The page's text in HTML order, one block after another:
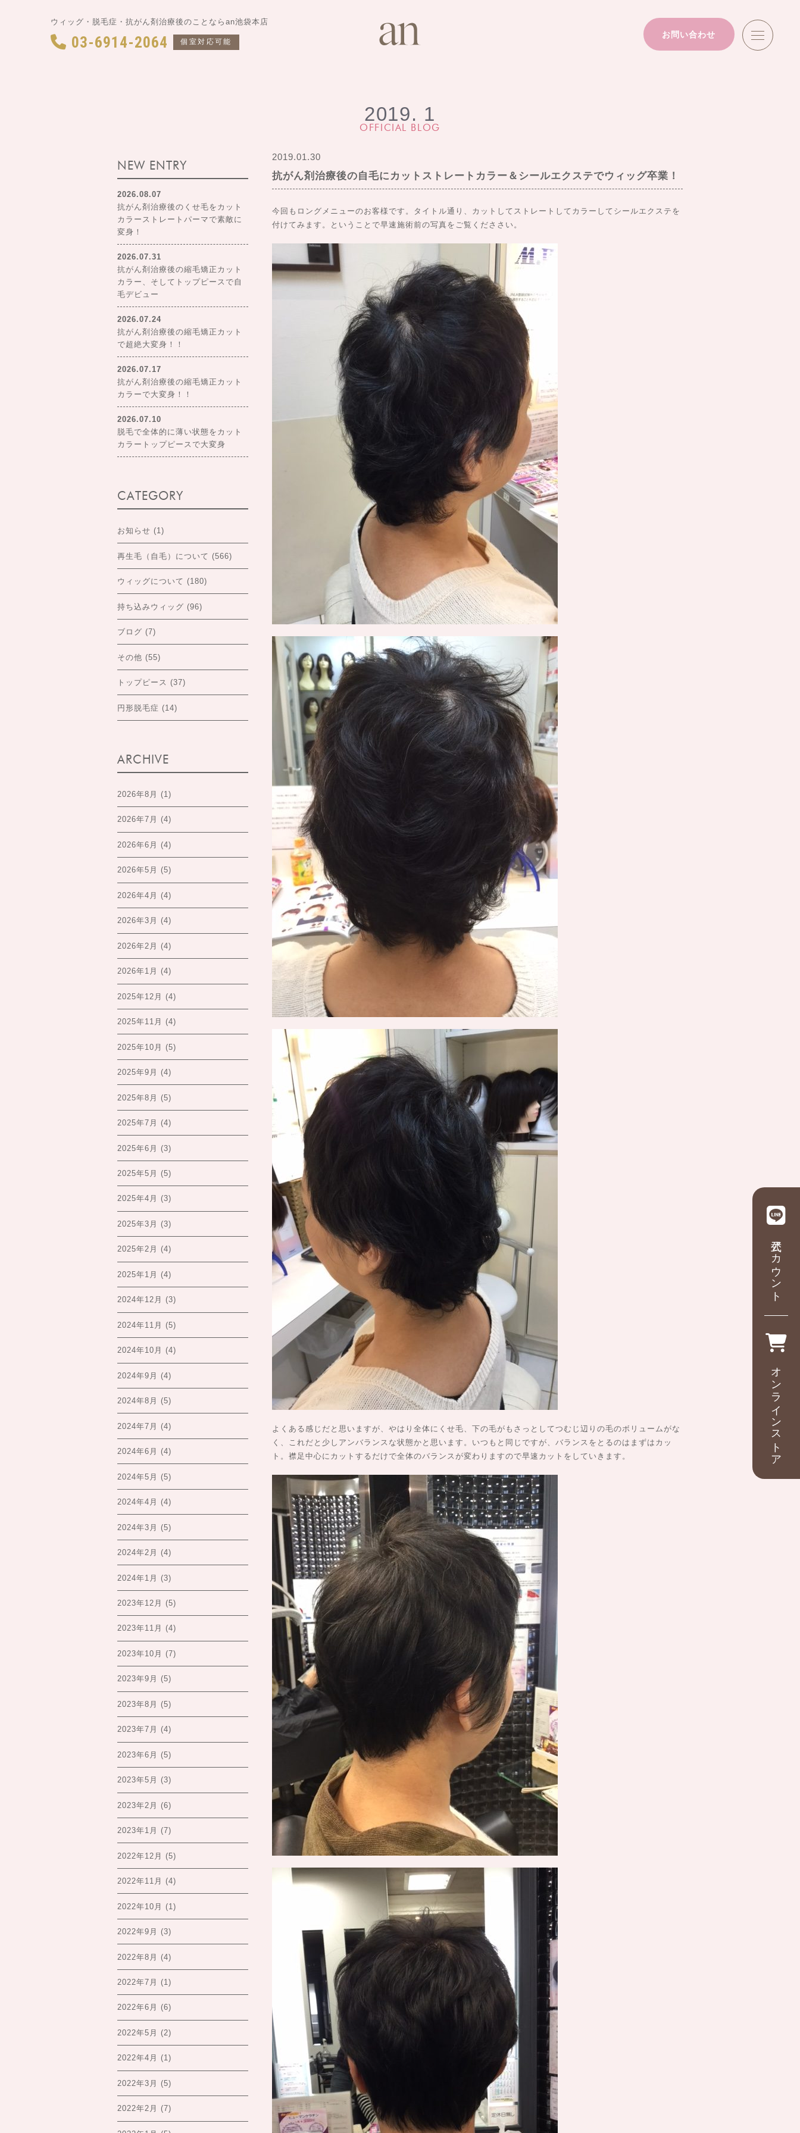
ウィッグ・脱毛症・抗がん剤治療後のことならan池袋本店
03-6914-2064 個室対応可能
お問い合わせ
公式アカウント
オンラインストア
OFFICIAL BLOG
2019. 1
2019.01.30
抗がん剤治療後の自毛にカットストレートカラー＆シールエクステでウィッグ卒業！
今回もロングメニューのお客様です。タイトル通り、カットしてストレートしてカラーしてシールエクステを
付けてみます。ということで早速施術前の写真をご覧くだささい。
よくある感じだと思いますが、やはり全体にくせ毛、下の毛がもさっとしてつむじ辺りの毛のボリュームがな
く、これだと少しアンバランスな状態かと思います。いつもと同じですが、バランスをとるのはまずはカッ
ト。襟足中心にカットするだけで全体のバランスが変わりますので早速カットをしていきます。
NEW ENTRY
2026.08.07
抗がん剤治療後のくせ毛をカット
カラーストレートパーマで素敵に
変身！
2026.07.31
抗がん剤治療後の縮毛矯正カット
カラー、そしてトップピースで自
毛デビュー
2026.07.24
抗がん剤治療後の縮毛矯正カット
で超絶大変身！！
2026.07.17
抗がん剤治療後の縮毛矯正カット
カラーで大変身！！
2026.07.10
脱毛で全体的に薄い状態をカット
カラートップピースで大変身
CATEGORY
お知らせ (1)
再生毛（自毛）について (566)
ウィッグについて (180)
持ち込みウィッグ (96)
ブログ (7)
その他 (55)
トップピース (37)
円形脱毛症 (14)
ARCHIVE
2026年8月 (1)
2026年7月 (4)
2026年6月 (4)
2026年5月 (5)
2026年4月 (4)
2026年3月 (4)
2026年2月 (4)
2026年1月 (4)
2025年12月 (4)
2025年11月 (4)
2025年10月 (5)
2025年9月 (4)
2025年8月 (5)
2025年7月 (4)
2025年6月 (3)
2025年5月 (5)
2025年4月 (3)
2025年3月 (3)
2025年2月 (4)
2025年1月 (4)
2024年12月 (3)
2024年11月 (5)
2024年10月 (4)
2024年9月 (4)
2024年8月 (5)
2024年7月 (4)
2024年6月 (4)
2024年5月 (5)
2024年4月 (4)
2024年3月 (5)
2024年2月 (4)
2024年1月 (3)
2023年12月 (5)
2023年11月 (4)
2023年10月 (7)
2023年9月 (5)
2023年8月 (5)
2023年7月 (4)
2023年6月 (5)
2023年5月 (3)
2023年2月 (6)
2023年1月 (7)
2022年12月 (5)
2022年11月 (4)
2022年10月 (1)
2022年9月 (3)
2022年8月 (4)
2022年7月 (1)
2022年6月 (6)
2022年5月 (2)
2022年4月 (1)
2022年3月 (5)
2022年2月 (7)